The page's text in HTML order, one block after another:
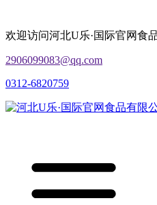
欢迎访问河北U乐·国际官网食
2906099083@qq.com
0312-6820759